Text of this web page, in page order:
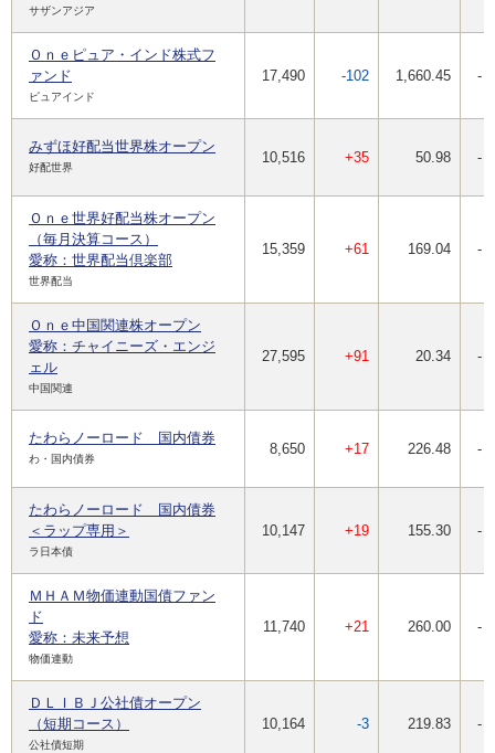
サザンアジア
Ｏｎｅピュア・インド株式フ
ァンド
ピュアインド
17,490 -102 1,660.45 -
みずほ好配当世界株オープン
好配世界
10,516 +35 50.98 -
Ｏｎｅ世界好配当株オープン
（毎月決算コース）
愛称：世界配当倶楽部
世界配当
15,359 +61 169.04 -
Ｏｎｅ中国関連株オープン
愛称：チャイニーズ・エンジ
ェル
中国関連
27,595 +91 20.34 -
たわらノーロード 国内債券
わ・国内債券
8,650 +17 226.48 -
たわらノーロード 国内債券
＜ラップ専用＞
ラ日本債
10,147 +19 155.30 -
ＭＨＡＭ物価連動国債ファン
ド
愛称：未来予想
物価連動
11,740 +21 260.00 -
ＤＬＩＢＪ公社債オープン
（短期コース）
公社債短期
10,164 -3 219.83 -